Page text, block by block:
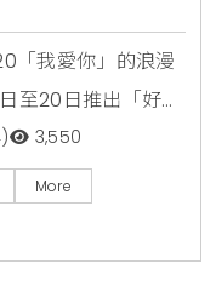
「我愛你」的浪漫
至20日推出「好友
共享咖啡時光。每
以上、冰熱與口
費招待。這場限時
」，為日常生活增
3,550
More